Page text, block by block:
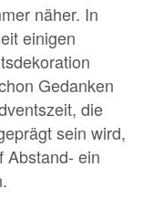
näher. In
einigen
Gedanken
die
sein wird,
Abstand- ein